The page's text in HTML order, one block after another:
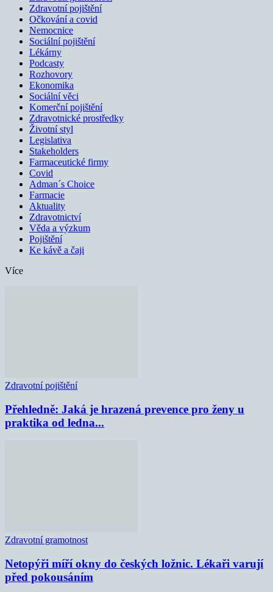
Zdravotní pojištění
Očkování a covid
Nemocnice
Sociální pojištění
Lékárny
Podcasty
Rozhovory
Ekonomika
Sociální věci
Komerční pojištění
Zdravotnické prostředky
Životní styl
Legislativa
Stakeholders
Farmaceutické firmy
Covid
Adman´s Choice
Farmacie
Aktuality
Zdravotnictví
Věda a výzkum
Pojištění
Ke kávě a čaji
Více
Zdravotní pojištění
Přehledně: Jaká je hrazená prevence pro ženy u
praktika od ledna...
Zdravotní gramotnost
Netopýři míří okny do českých ložnic. Lékaři varují
před pokousáním